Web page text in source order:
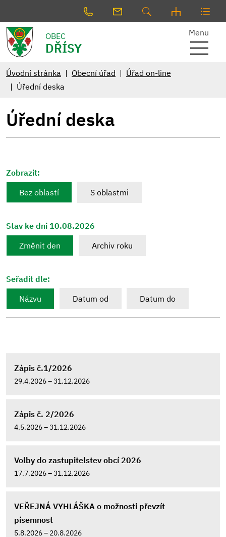
OBEC
DŘÍSY
Menu
Úvodní stránka Obecní úřad
Úřad on-line
Úřední deska
Úřední deska
Zobrazit:
Bez oblastí
S oblastmi
Stav ke dni 10.08.2026
Změnit den
Archiv roku
Seřadit dle:
Názvu
Datum od Datum do
Zápis č.1/2026
29.4.2026 – 31.12.2026
Zápis č. 2/2026
4.5.2026 – 31.12.2026
Volby do zastupitelstev obcí 2026
17.7.2026 – 31.12.2026
VEŘEJNÁ VYHLÁŠKA o možnosti převzít
písemnost
5.8.2026 – 20.8.2026